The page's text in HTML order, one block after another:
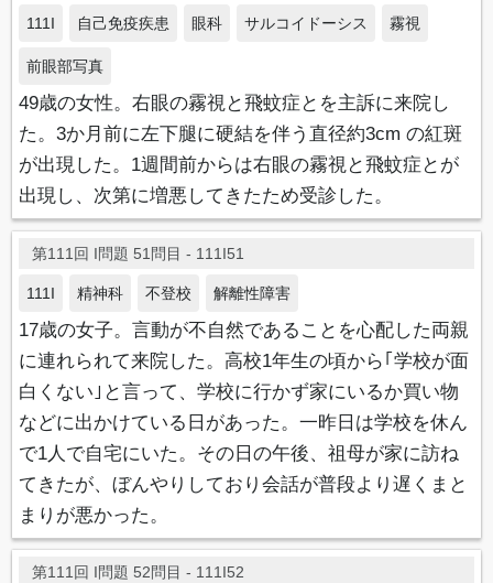
111I 自己免疫疾患 眼科 サルコイドーシス 霧視
前眼部写真
49歳の女性。右眼の霧視と飛蚊症とを主訴に来院し
た。3か月前に左下腿に硬結を伴う直径約3cm の紅斑
が出現した。1週間前からは右眼の霧視と飛蚊症とが
出現し、次第に増悪してきたため受診した。
第111回 I問題 51問目 - 111I51
111I 精神科 不登校 解離性障害
17歳の女子。言動が不自然であることを心配した両親
に連れられて来院した。高校1年生の頃から｢学校が面
白くない｣と言って、学校に行かず家にいるか買い物
などに出かけている日があった。一昨日は学校を休ん
で1人で自宅にいた。その日の午後、祖母が家に訪ね
てきたが、ぼんやりしており会話が普段より遅くまと
まりが悪かった。
第111回 I問題 52問目 - 111I52